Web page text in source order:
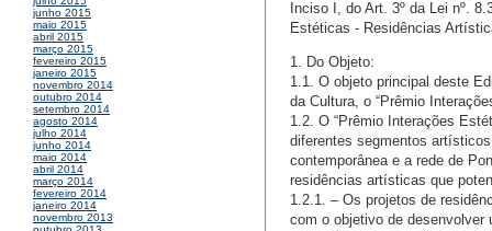
junho 2015
maio 2015
abril 2015
março 2015
fevereiro 2015
janeiro 2015
novembro 2014
outubro 2014
setembro 2014
agosto 2014
julho 2014
junho 2014
maio 2014
abril 2014
março 2014
fevereiro 2014
janeiro 2014
novembro 2013
Inciso I, do Art. 3º da Lei nº.
Estéticas - Residências
1. Do Objeto:
1.1. O objeto principal deste
da Cultura, o “Prêmio
1.2. O “Prêmio Interações
diferentes segmentos
contemporânea e a rede de
residências artísticas que
1.2.1. – Os projetos de
com o objetivo de